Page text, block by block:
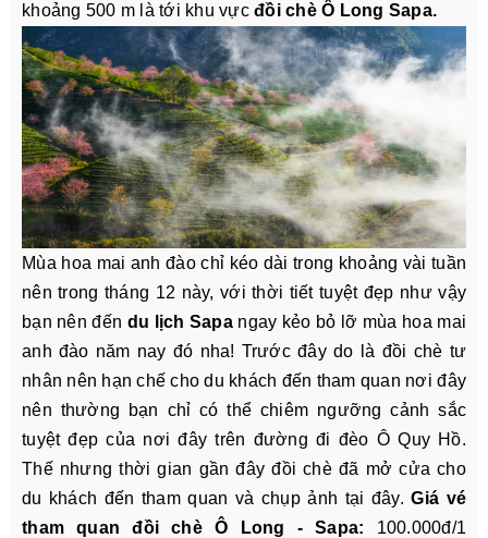
khoảng 500 m là tới khu vực đồi chè Ô Long Sapa.
Mùa hoa mai anh đào chỉ kéo dài trong khoảng vài tuần
nên trong tháng 12 này, với thời tiết tuyệt đẹp như vậy
bạn nên đến du lịch Sapangay kẻo bỏ lỡ mùa hoa mai
anh đào năm nay đó nha! Trước đây do là đồi chè tư
nhân nên hạn chế cho du khách đến tham quan nơi đây
nên thường bạn chỉ có thể chiêm ngưỡng cảnh sắc
tuyệt đẹp của nơi đây trên đường đi đèo Ô Quy Hồ.
Thế nhưng thời gian gần đây đồi chè đã mở cửa cho
du khách đến tham quan và chụp ảnh tại đây.Giá vé
tham quan đồi chè Ô Long - Sapa: 100.000đ/1